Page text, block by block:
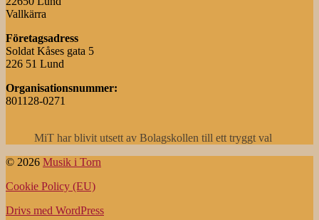
Vallkärra
Företagsadress
Soldat Kåses gata 5
226 51 Lund
Organisationsnummer:
801128-0271
MiT har blivit utsett av Bolagskollen till ett tryggt val
© 2026 Musik i Torn
Cookie Policy (EU)
Drivs med WordPress